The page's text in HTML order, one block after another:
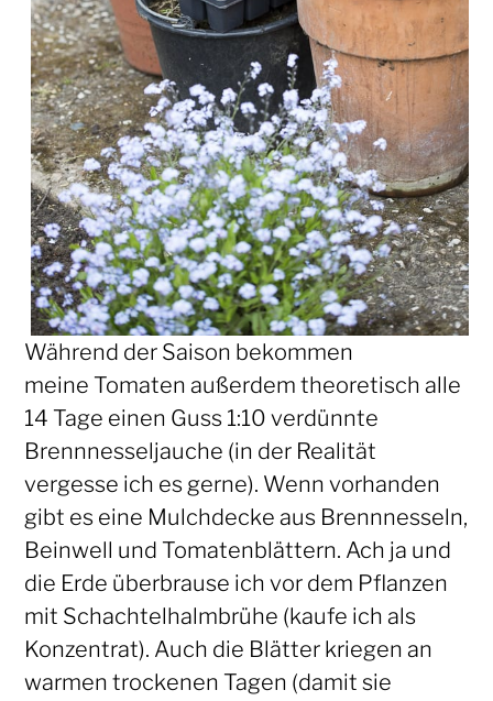
Während der Saison bekommen
meine Tomaten außerdem theoretisch alle
14 Tage einen Guss 1:10 verdünnte
Brennnesseljauche (in der Realität
vergesse ich es gerne). Wenn vorhanden
gibt es eine Mulchdecke aus Brennnesseln,
Beinwell und Tomatenblättern. Ach ja und
die Erde überbrause ich vor dem Pflanzen
mit Schachtelhalmbrühe (kaufe ich als
Konzentrat). Auch die Blätter kriegen an
warmen trockenen Tagen (damit sie